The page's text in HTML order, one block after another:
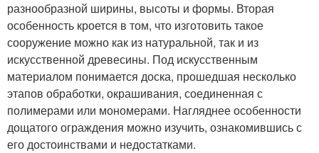
разнообразной ширины, высоты и формы. Вторая
особенность кроется в том, что изготовить такое
сооружение можно как из натуральной, так и из
искусственной древесины. Под искусственным
материалом понимается доска, прошедшая несколько
этапов обработки, окрашивания, соединенная с
полимерами или мономерами. Нагляднее особенности
дощатого ограждения можно изучить, ознакомившись с
его достоинствами и недостатками.